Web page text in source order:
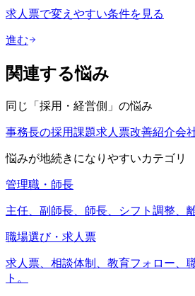
求人票で変えやすい条件を見る
進む
関連する悩み
同じ「 採用・経営側 」の悩み
事務長の採用課題求人票改善紹介会
悩みが地続きになりやすいカテゴリ
管理職・師長
主任、副師長、師長、シフト調整、
職場選び・求人票
求人票、相談体制、教育フォロー、
ト。